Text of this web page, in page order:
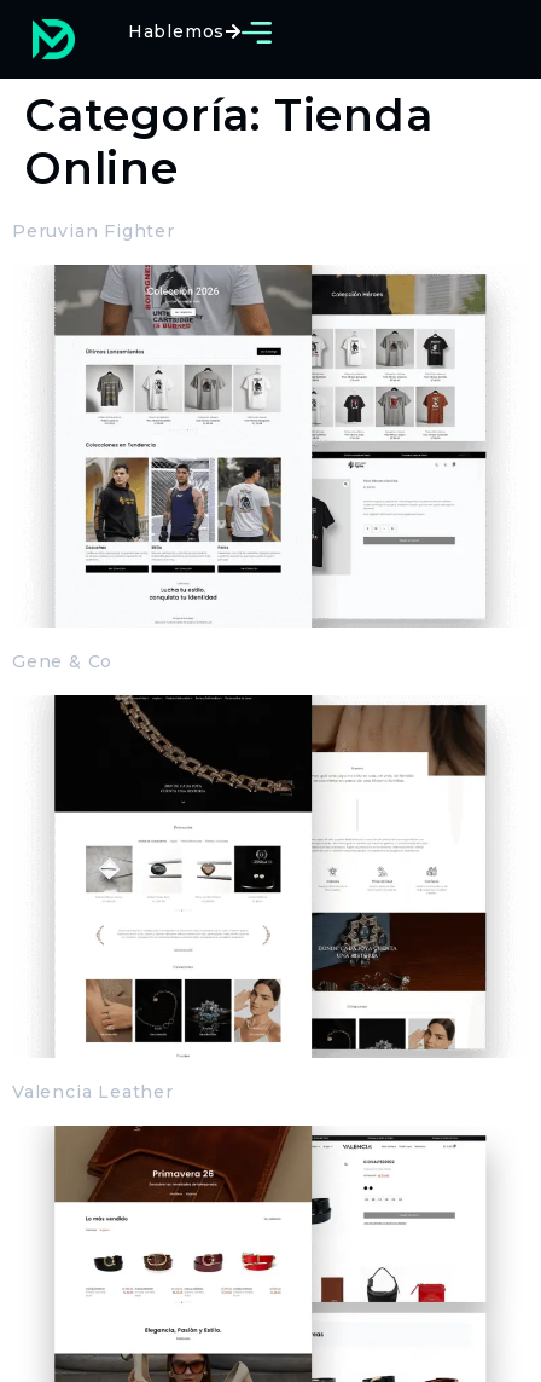
Hablemos
Categoría: Tienda
Online
Peruvian Fighter
Gene & Co
Valencia Leather